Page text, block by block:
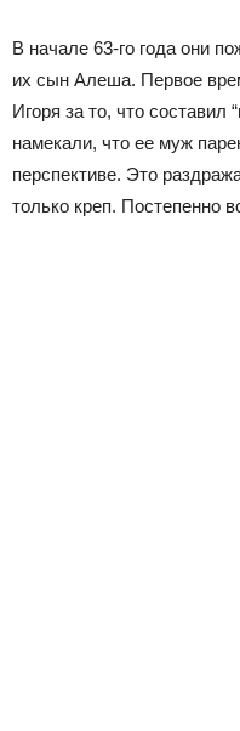
В начале 63-го года они
их сын Алеша. Первое
Игоря за то, что составил
намекали, что ее муж
перспективе. Это
только креп. Постепенно